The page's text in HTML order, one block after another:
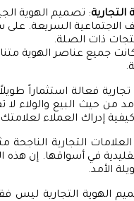
التجارية: تصميم الهوية
الاجتماعية السريعة. على
ذات الصلة.
كانت جميع عناصر الهوية
فعالة استثماراً
من حيث البيع
إدراك العملاء لعلامتك
العلامات التجارية
في أسواقها. إن هذه
الأمد.
الهوية التجارية ليس